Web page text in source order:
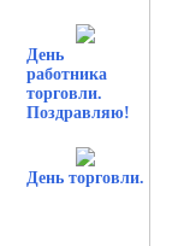
День
работника
торговли.
Поздравляю!
День торговли.